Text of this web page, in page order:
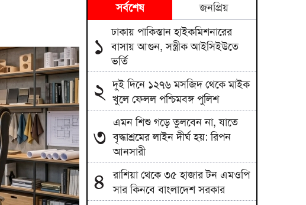
সর্বশেষ জনপ্রিয়
১
ঢাকায় পাকিস্তান হাইকমিশনারের
বাসায় আগুন, সস্ত্রীক আইসিইউতে
ভর্তি
২ দুই দিনে ১২৭৬ মসজিদ থেকে মাইক
খুলে ফেলল পশ্চিমবঙ্গ পুলিশ
৩
এমন শিশু গড়ে তুলবেন না, যাতে
বৃদ্ধাশ্রমের লাইন দীর্ঘ হয়: রিপন
আনসারী
৪
রাশিয়া থেকে ৩৫ হাজার টন এমওপি
সার কিনবে বাংলাদেশ সরকার